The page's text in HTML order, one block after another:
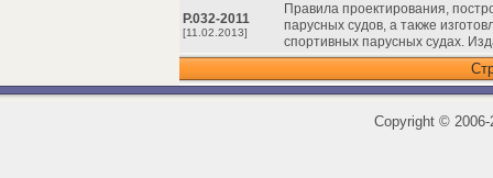
Р.032-2011
[11.02.2013]
Правила проектирования,
парусных судов, а также
спортивных парусных судах.
Copyright ©